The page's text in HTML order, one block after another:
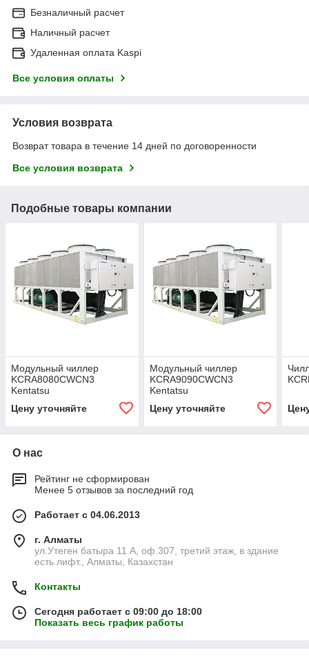
Безналичный расчет
Наличный расчет
Удаленная оплата Kaspi
Все условия оплаты
Условия возврата
Возврат товара в течение 14 дней по договоренности
Все условия возврата
Подобные товары компании
Модульный чиллер
KCRA8080CWCN3
Kentatsu
Цену уточняйте
Модульный чиллер
KCRA9090CWCN3
Kentatsu
Цену уточняйте
О нас
Рейтинг не сформирован
Менее 5 отзывов за последний год
Работает с 04.06.2013
г. Алматы
ул.Утеген батыра 11 А, оф.307, третий этаж, в здание
есть лифт., Алматы, Казахстан
Контакты
Сегодня работает с 09:00 до 18:00
Показать весь график работы